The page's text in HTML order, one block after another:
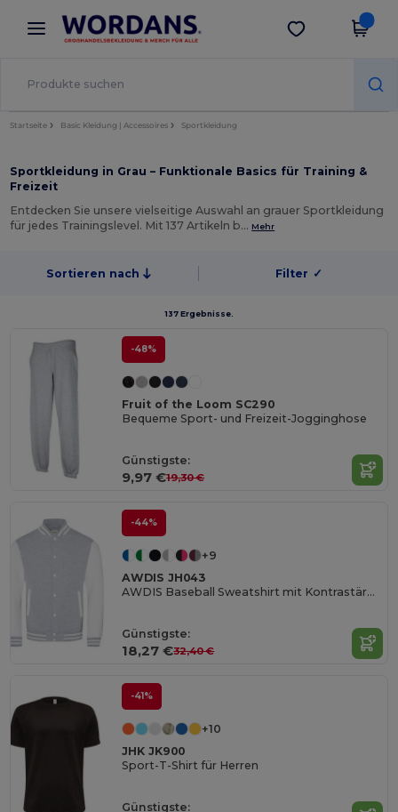
× Wordans App
Bessere Preise in der App!
App holen
Startseite Basic Kleidung | Accessoires Sportkleidung
Sportkleidung in Grau – Funktionale Basics für Training &
Freizeit
Entdecken Sie unsere vielseitige Auswahl an grauer Sportkleidung
für jedes Trainingslevel. Mit 137 Artikeln b… Mehr
Sortieren nach Filter ✓
137 Ergebnisse.
-48%
Fruit of the Loom SC290
Bequeme Sport- und Freizeit-Jogginghose
Günstigste:
9,97 €19,30 €
-44%
+9
AWDIS JH043
AWDIS Baseball Sweatshirt mit Kontrastärmeln
Günstigste:
18,27 €32,40 €
-41%
+10
JHK JK900
Sport-T-Shirt für Herren
Günstigste: